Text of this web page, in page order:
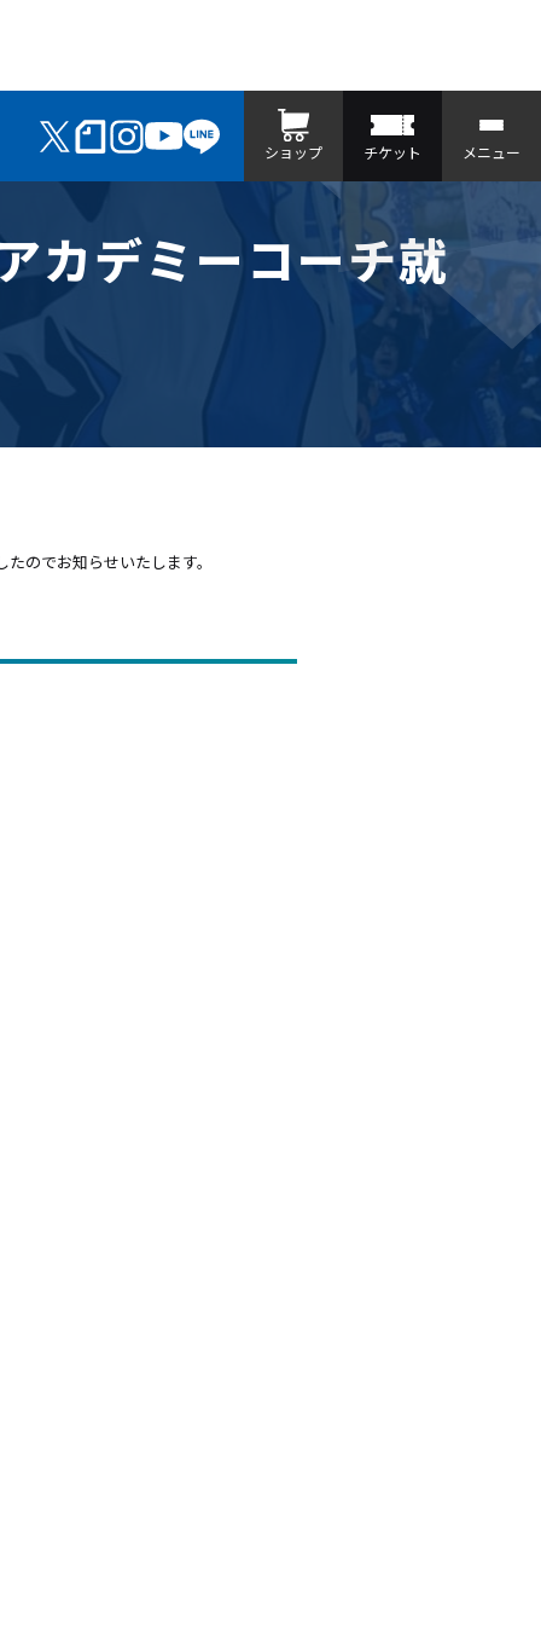
ショップ チケット メニュー
カデミーコーチ就
のでお知らせいたします。